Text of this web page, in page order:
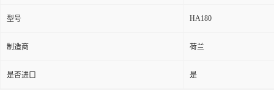
型号 HA180
制造商 荷兰
是否进口 是